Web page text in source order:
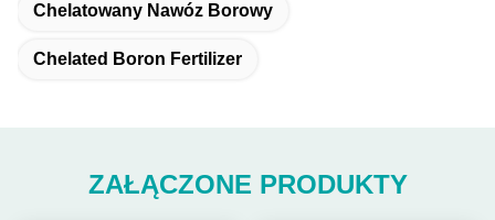
Chelatowany Nawóz Borowy
Chelated Boron Fertilizer
ZAŁĄCZONE PRODUKTY